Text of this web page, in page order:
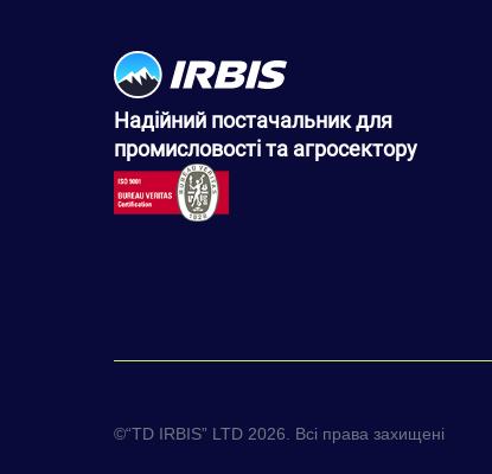
Надійний постачальник для
промисловості та агросектору
©“TD IRBIS” LTD 2026. Всі права захищені